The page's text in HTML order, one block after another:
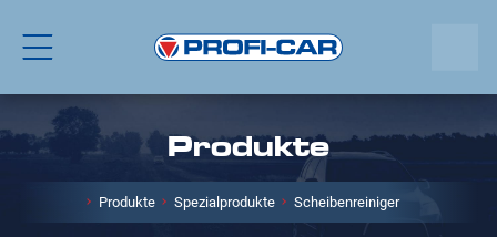
Produkte
Produkte Spezialprodukte Scheibenreiniger